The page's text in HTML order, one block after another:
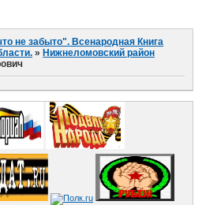
не забыто". Всенародная Книга
» Нижнеломовский район